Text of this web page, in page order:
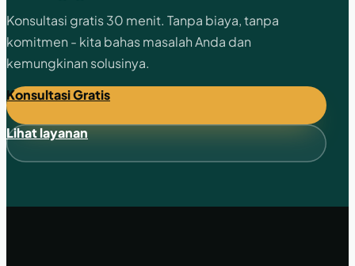
Konsultasi gratis 30 menit. Tanpa biaya, tanpa
komitmen - kita bahas masalah Anda dan
kemungkinan solusinya.
Konsultasi Gratis
Lihat layanan